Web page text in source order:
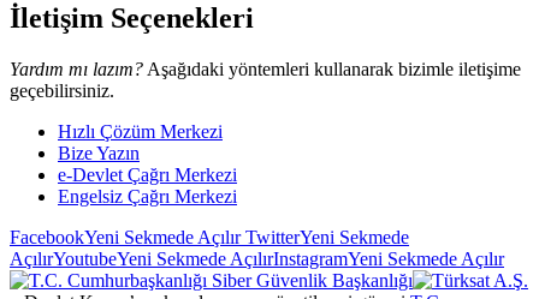
İletişim Seçenekleri
Yardım mı lazım? Aşağıdaki yöntemleri kullanarak bizimle iletişime
geçebilirsiniz.
Hızlı Çözüm Merkezi
Bize Yazın
e-Devlet Çağrı Merkezi
Engelsiz Çağrı Merkezi
FacebookYeni Sekmede AçılırTwitterYeni Sekmede
AçılırYoutubeYeni Sekmede AçılırInstagramYeni Sekmede Açılır